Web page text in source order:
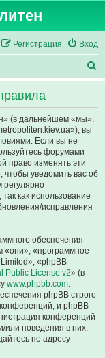
Вход
Регистрация
о
(в дальнейшем «мы»,
вы
Если вы не
форумами
право изменять эти
уведомить вас об
как использование
исправления
обеспечения
«они», «программное
«phpBB
Public License v2» (в
www.phpbb.com.
phpBB строго
и phpBB
конференций
или поведения в них.
по адресу